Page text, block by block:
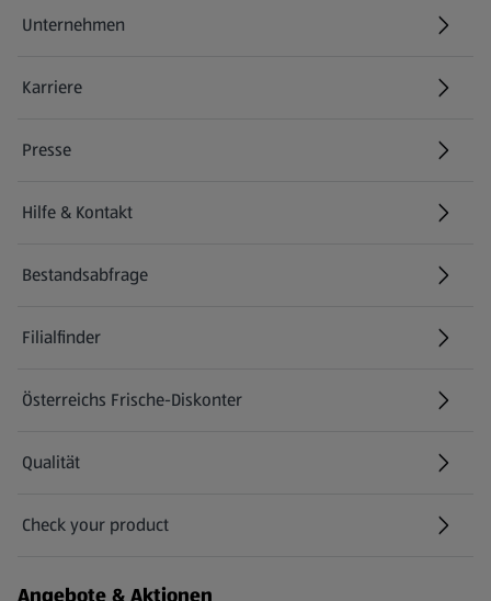
Unternehmen
Karriere
(öffnet in einem neuen Tab)
Presse
Hilfe & Kontakt
(öffnet in einem neuen Tab)
Bestandsabfrage
(öffnet in einem neuen Tab)
Filialfinder
Österreichs Frische-Diskonter
Qualität
Check your product
(öffnet in einem neuen Tab)